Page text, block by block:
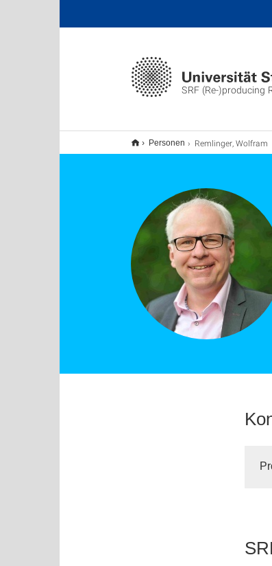
SRF (Re-)producing
Personen Remlinger, Wolfram